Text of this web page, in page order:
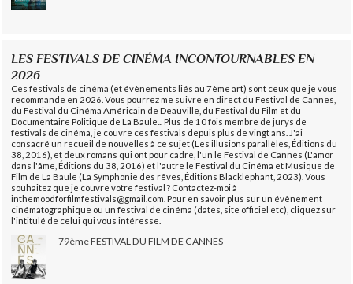
LES FESTIVALS DE CINÉMA INCONTOURNABLES EN
2026
Ces festivals de cinéma (et évènements liés au 7ème art) sont ceux que je vous
recommande en 2026. Vous pourrez me suivre en direct du Festival de Cannes,
du Festival du Cinéma Américain de Deauville, du Festival du Film et du
Documentaire Politique de La Baule... Plus de 10 fois membre de jurys de
festivals de cinéma, je couvre ces festivals depuis plus de vingt ans. J'ai
consacré un recueil de nouvelles à ce sujet (Les illusions parallèles, Éditions du
38, 2016), et deux romans qui ont pour cadre, l'un le Festival de Cannes (L'amor
dans l'âme, Éditions du 38, 2016) et l'autre le Festival du Cinéma et Musique de
Film de La Baule (La Symphonie des rêves, Éditions Blacklephant, 2023). Vous
souhaitez que je couvre votre festival ? Contactez-moi à
inthemoodforfilmfestivals@gmail.com. Pour en savoir plus sur un évènement
cinématographique ou un festival de cinéma (dates, site officiel etc), cliquez sur
l'intitulé de celui qui vous intéresse.
79ème FESTIVAL DU FILM DE CANNES